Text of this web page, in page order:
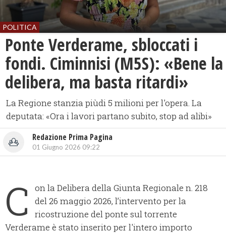
POLITICA
Ponte Verderame, sbloccati i
fondi. Ciminnisi (M5S): «Bene la
delibera, ma basta ritardi»
La Regione stanzia piùdi 5 milioni per l'opera. La
deputata: «Ora i lavori partano subito, stop ad alibi»
Redazione Prima Pagina
01 Giugno 2026 09:22
C
on la Delibera della Giunta Regionale n. 218
del 26 maggio 2026, l’intervento per la
ricostruzione del ponte sul torrente
Verderame è stato inserito per l'intero importo